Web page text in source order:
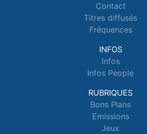
Contact
Titres diffusés
Fréquences
INFOS
Infos
Infos People
RUBRIQUES
Bons Plans
Emissions
Jeux